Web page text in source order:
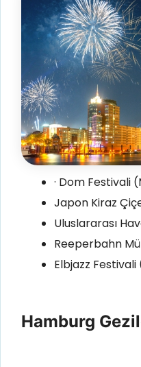
· Dom Festivali
Japon Kiraz
Uluslararası
Reeperbahn
Elbjazz Festivali
Hamburg